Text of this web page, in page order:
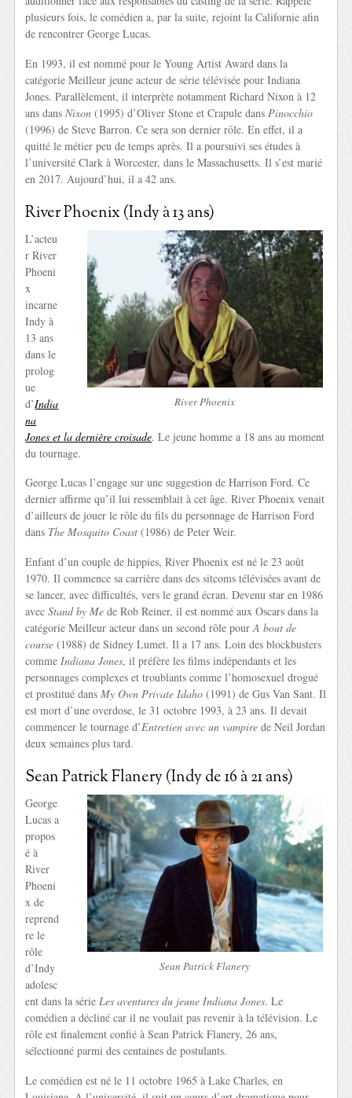
plusieurs fois, le comédien a, par la suite, rejoint la Californie afin
de rencontrer George Lucas.
En 1993, il est nommé pour le Young Artist Award dans la
catégorie Meilleur jeune acteur de série télévisée pour Indiana
Jones. Parallèlement, il interprète notamment Richard Nixon à 12
ans dans Nixon (1995) d’Oliver Stone et Crapule dans Pinocchio
(1996) de Steve Barron. Ce sera son dernier rôle. En effet, il a
quitté le métier peu de temps après. Il a poursuivi ses études à
l’université Clark à Worcester, dans le Massachusetts. Il s’est marié
en 2017. Aujourd’hui, il a 42 ans.
River Phoenix (Indy à 13 ans)
River Phoenix
L’acteu
r River
Phoeni
x
incarne
Indy à
13 ans
dans le
prolog
ue
d’India
na
Jones et la dernière croisade. Le jeune homme a 18 ans au moment
du tournage.
George Lucas l’engage sur une suggestion de Harrison Ford. Ce
dernier affirme qu’il lui ressemblait à cet âge. River Phoenix venait
d’ailleurs de jouer le rôle du fils du personnage de Harrison Ford
dans The Mosquito Coast (1986) de Peter Weir.
Enfant d’un couple de hippies, River Phoenix est né le 23 août
1970. Il commence sa carrière dans des sitcoms télévisées avant de
se lancer, avec difficultés, vers le grand écran. Devenu star en 1986
avecStand by Me de Rob Reiner, il est nommé aux Oscars dans la
catégorie Meilleur acteur dans un second rôle pourA bout de
course (1988) de Sidney Lumet. Il a 17 ans. Loin des blockbusters
commeIndiana Jones, il préfère les films indépendants et les
personnages complexes et troublants comme l’homosexuel drogué
et prostitué dansMy Own Private Idaho (1991) de Gus Van Sant. Il
est mort d’une overdose, le 31 octobre 1993, à 23 ans. Il devait
commencer le tournage d’Entretien avec un vampire de Neil Jordan
deux semaines plus tard.
Sean Patrick Flanery (Indy de 16 à 21 ans)
Sean Patrick Flanery
George
Lucas a
propos
é à
River
Phoeni
x de
reprend
re le
rôle
d’Indy
adolesc
ent dans la sérieLes aventures du jeune Indiana Jones. Le
comédien a décliné car il ne voulait pas revenir à la télévision. Le
rôle est finalement confié à Sean Patrick Flanery, 26 ans,
sélectionné parmi des centaines de postulants.
Le comédien est né le 11 octobre 1965 à Lake Charles, en